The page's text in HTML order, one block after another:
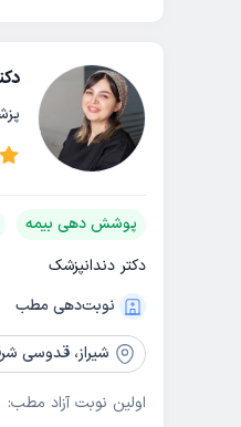
پوشش دهی بیمه
دکتر دندانپزشک
نوبت‌دهی مطب
شیراز، قدوسی
اولین نوبت آزاد مطب: